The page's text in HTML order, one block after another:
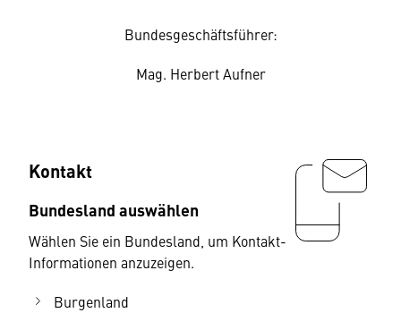
Bundesgeschäftsführer:
Mag. Herbert Aufner
Kontakt
Bundesland auswählen
Wählen Sie ein Bundesland, um Kontakt-
Informationen anzuzeigen.
Burgenland